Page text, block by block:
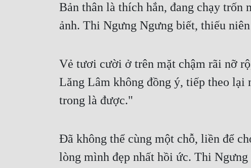
Bản thân là thích hắn, đang chạy trốn
ảnh. Thi Ngưng Ngưng biết, thiếu
Vẻ tươi cười ở trên mặt chậm rãi nỡ
Lăng Lâm không đồng ý, tiếp theo lại
trong là được."
Đã không thể cùng một chỗ, liền để
lòng mình đẹp nhất hồi ức. Thi